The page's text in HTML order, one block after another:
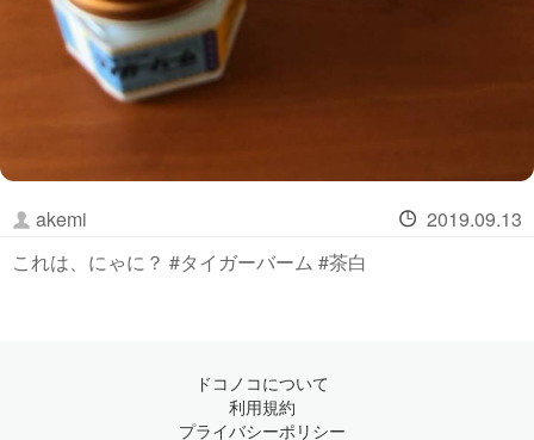
akemi
2019.09.13
これは、にゃに？ #タイガーバーム #茶白
ドコノコについて
利用規約
プライバシーポリシー